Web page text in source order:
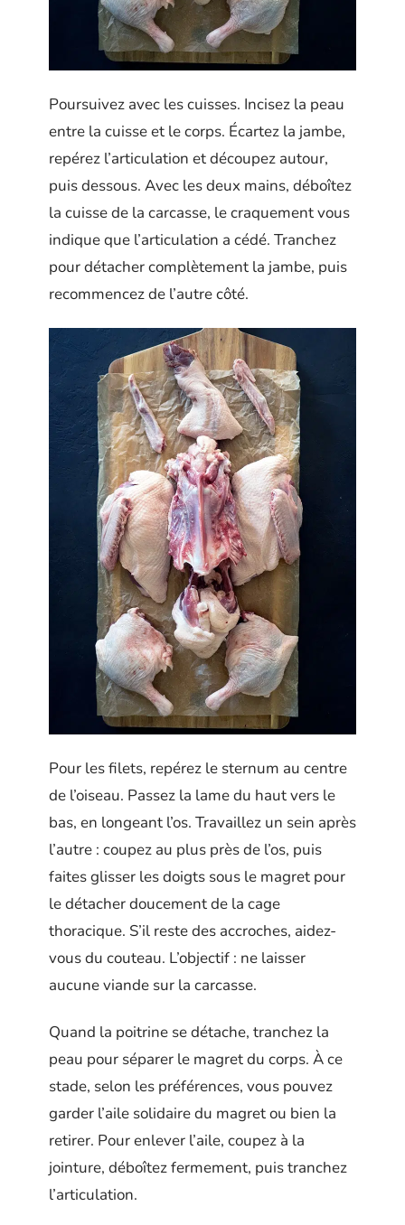
Poursuivez avec les cuisses. Incisez la peau
entre la cuisse et le corps. Écartez la jambe,
repérez l’articulation et découpez autour,
puis dessous. Avec les deux mains, déboîtez
la cuisse de la carcasse, le craquement vous
indique que l’articulation a cédé. Tranchez
pour détacher complètement la jambe, puis
recommencez de l’autre côté.
Pour les filets, repérez le sternum au centre
de l’oiseau. Passez la lame du haut vers le
bas, en longeant l’os. Travaillez un sein après
l’autre : coupez au plus près de l’os, puis
faites glisser les doigts sous le magret pour
le détacher doucement de la cage
thoracique. S’il reste des accroches, aidez-
vous du couteau. L’objectif : ne laisser
aucune viande sur la carcasse.
Quand la poitrine se détache, tranchez la
peau pour séparer le magret du corps. À ce
stade, selon les préférences, vous pouvez
garder l’aile solidaire du magret ou bien la
retirer. Pour enlever l’aile, coupez à la
jointure, déboîtez fermement, puis tranchez
l’articulation.